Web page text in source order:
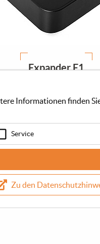
Expander E1
Informationen finden
Service
Zu den